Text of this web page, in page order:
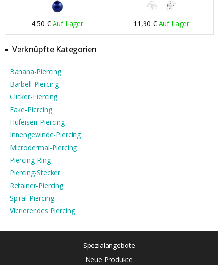
4,50 € Auf Lager 11,90 € Auf Lager
Verknüpfte Kategorien
Banana-Piercing
Barbell-Piercing
Clicker-Piercing
Fake-Piercing
Hufeisen-Piercing
Innengewinde-Piercing
Microdermal-Piercing
Piercing-Ring
Piercing-Stecker
Retainer-Piercing
Spiral-Piercing
Vibrierendes Piercing
Spezialangebote
Neue Produkte